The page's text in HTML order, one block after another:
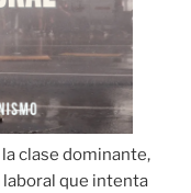
clase dominante,
que intenta